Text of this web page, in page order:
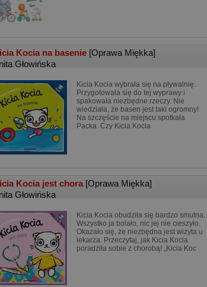
Kocia na basenie [Oprawa Miękka]
Głowińska
Kicia Kocia wybrała się na pływalnię.
Przygotowała się do tej wyprawy i
spakowała niezbędne rzeczy. Nie
wiedziała, że basen jest taki ogromny!
Na szczęście na miejscu spotkała
Packa. Czy Kicia Kocia
Kocia jest chora [Oprawa Miękka]
Głowińska
Kicia Kocia obudziła się bardzo smutna.
Wszystko ja bolało, nic jej nie cieszyło.
Okazało się, że niezbędna jest wizyta u
lekarza. Przeczytaj, jak Kicia Kocia
poradziła sobie z chorobą! „Kicia Koc